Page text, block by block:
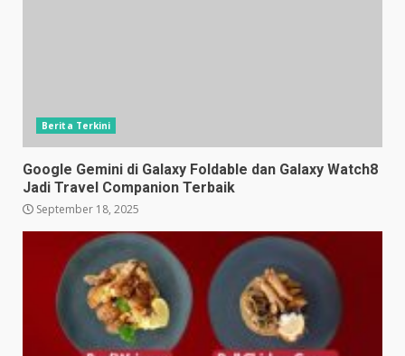
Berita Terkini
Google Gemini di Galaxy Foldable dan Galaxy Watch8
Jadi Travel Companion Terbaik
September 18, 2025